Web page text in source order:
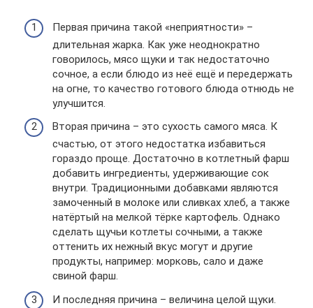
Первая причина такой «неприятности» –
длительная жарка. Как уже неоднократно
говорилось, мясо щуки и так недостаточно
сочное, а если блюдо из неё ещё и передержать
на огне, то качество готового блюда отнюдь не
улучшится.
Вторая причина – это сухость самого мяса. К
счастью, от этого недостатка избавиться
гораздо проще. Достаточно в котлетный фарш
добавить ингредиенты, удерживающие сок
внутри. Традиционными добавками являются
замоченный в молоке или сливках хлеб, а также
натёртый на мелкой тёрке картофель. Однако
сделать щучьи котлеты сочными, а также
оттенить их нежный вкус могут и другие
продукты, например: морковь, сало и даже
свиной фарш.
И последняя причина – величина целой щуки.